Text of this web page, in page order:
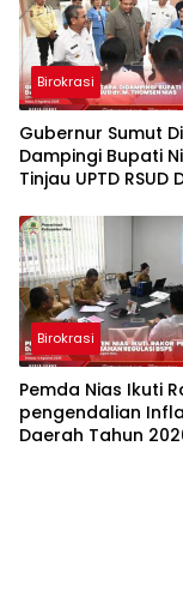
Birokrasi
Gubernur Sumut Di
Dampingi Bupati
Tinjau UPTD RSUD
Birokrasi
Pemda Nias Ikuti
pengendalian
Daerah Tahun